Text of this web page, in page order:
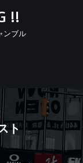
!!
ンブル
ト